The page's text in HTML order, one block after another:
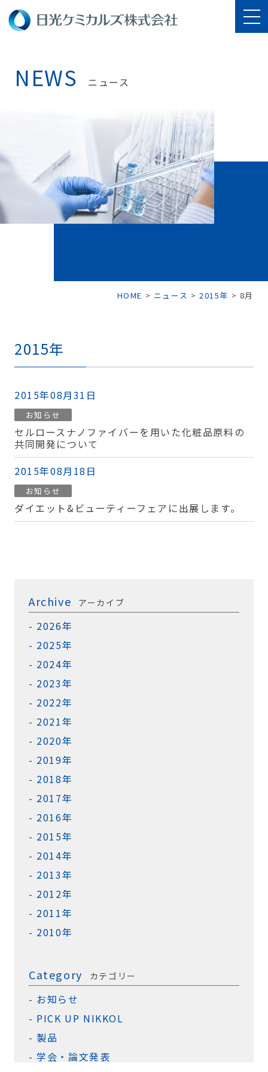
NEWS ニュース
HOME > ニュース > 2015年 > 8月
2015年
2015年08月31日
お知らせ
セルロースナノファイバーを用いた化粧品原料の
共同開発について
2015年08月18日
お知らせ
ダイエット&ビューティーフェアに出展します。
Archive アーカイブ
2026年
2025年
2024年
2023年
2022年
2021年
2020年
2019年
2018年
2017年
2016年
2015年
2014年
2013年
2012年
2011年
2010年
Category カテゴリー
お知らせ
PICK UP NIKKOL
製品
学会・論文発表